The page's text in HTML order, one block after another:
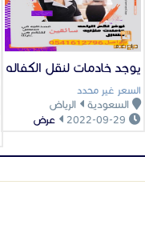
يوجد خادمات لنقل الكفاله
السعر غير محدد
السعودية
الرياض
عرض